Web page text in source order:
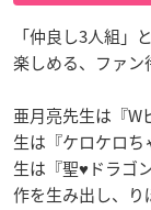
「仲良し3人組」
楽しめる、ファン
亜月亮先生は『
生は『ケロケロ
生は『聖♥ドラゴ
作を生み出し、り